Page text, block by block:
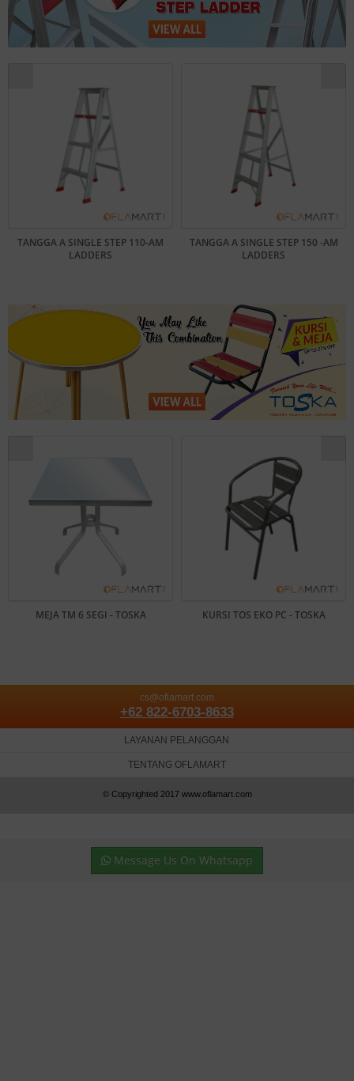
TANGGA A SINGLE STEP 110-AM
LADDERS
TANGGA A SINGLE STEP 150 -AM
LADDERS
MEJA TM 6 SEGI - TOSKA KURSI TOS EKO PC - TOSKA
cs@oflamart.com
+62 822-6703-8633
LAYANAN PELANGGAN
TENTANG OFLAMART
© Copyrighted 2017 www.oflamart.com
Message Us On Whatsapp